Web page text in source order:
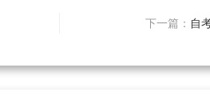
下一篇： 自